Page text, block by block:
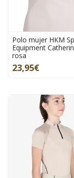
Polo mujer HKM
Equipment
rosa
23,95€